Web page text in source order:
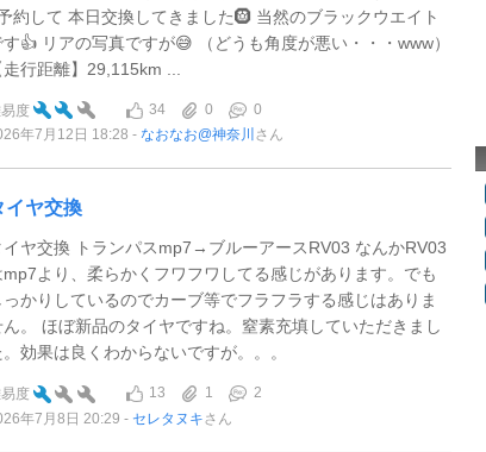
約して 本日交換してきました🛞 当然のブラックウエイト
す👍 リアの写真ですが😅 （どうも角度が悪い・・・www）
行距離】29,115km ...
度 34 0
0
年7月12日 18:28
なおなお@神奈川 さん
イヤ交換
イヤ交換 トランパスmp7→ブルーアースRV03 なんかRV03
mp7より、柔らかくフワフワしてる感じがあります。でも
っかりしているのでカーブ等でフラフラする感じはありま
ん。 ほぼ新品のタイヤですね。窒素充填していただきまし
。効果は良くわからないですが。。。
度 13 1
2
年7月8日 20:29
セレタヌキさん